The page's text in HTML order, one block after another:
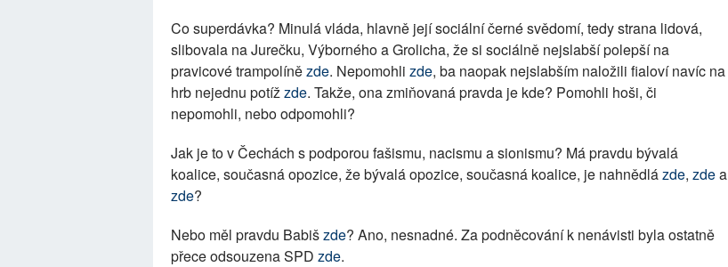
Co superdávka? Minulá vláda, hlavně její sociální černé svědomí, tedy strana lidová,
slibovala na Jurečku, Výborného a Grolicha, že si sociálně nejslabší polepší na
pravicové trampolínězde. Nepomohli zde, ba naopak nejslabším naložili fialoví navíc na
hrb nejednu potížzde. Takže, ona zmiňovaná pravda je kde? Pomohli hoši, či
nepomohli, nebo odpomohli?
Jak je to v Čechách s podporou fašismu, nacismu a sionismu? Má pravdu bývalá
koalice, současná opozice, že bývalá opozice, současná koalice, je nahnědlázde, zdea
zde?
Nebo měl pravdu Babišzde? Ano, nesnadné. Za podněcování k nenávisti byla ostatně
přece odsouzena SPD zde.